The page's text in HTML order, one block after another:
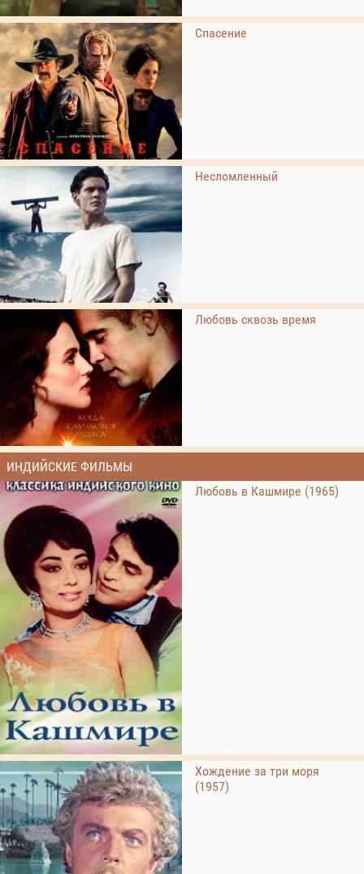
Спасение
Несломленный
Любовь сквозь время
ИНДИЙСКИЕ ФИЛЬМЫ
Любовь в Кашмире (1965)
Хождение за три моря
(1957)